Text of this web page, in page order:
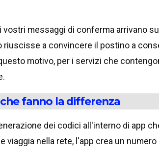
vostri messaggi di conferma arrivano
riuscisse a convincere il postino a
motivo, per i servizi che
fanno la differenza
dei codici all'interno di app
viaggia nella rete, l'app crea un